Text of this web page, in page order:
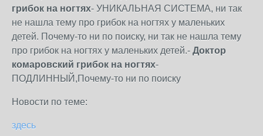
грибок на ногтях- УНИКАЛЬНАЯ СИСТЕМА, ни так
не нашла тему про грибок на ногтях у маленьких
детей. Почему-то ни по поиску, ни так не нашла тему
про грибок на ногтях у маленьких детей.- Доктор
комаровский грибок на ногтях-
ПОДЛИННЫЙ,Почему-то ни по поиску
Новости по теме:
здесь